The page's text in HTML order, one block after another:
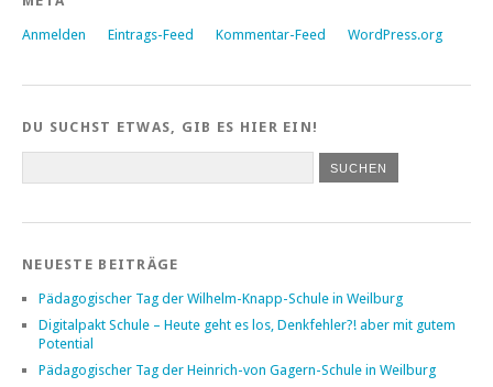
Anmelden Eintrags-Feed Kommentar-Feed WordPress.org
DU SUCHST ETWAS, GIB ES HIER EIN!
NEUESTE BEITRÄGE
Pädagogischer Tag der Wilhelm-Knapp-Schule in Weilburg
Digitalpakt Schule – Heute geht es los, Denkfehler?! aber mit gutem
Potential
Pädagogischer Tag der Heinrich-von Gagern-Schule in Weilburg